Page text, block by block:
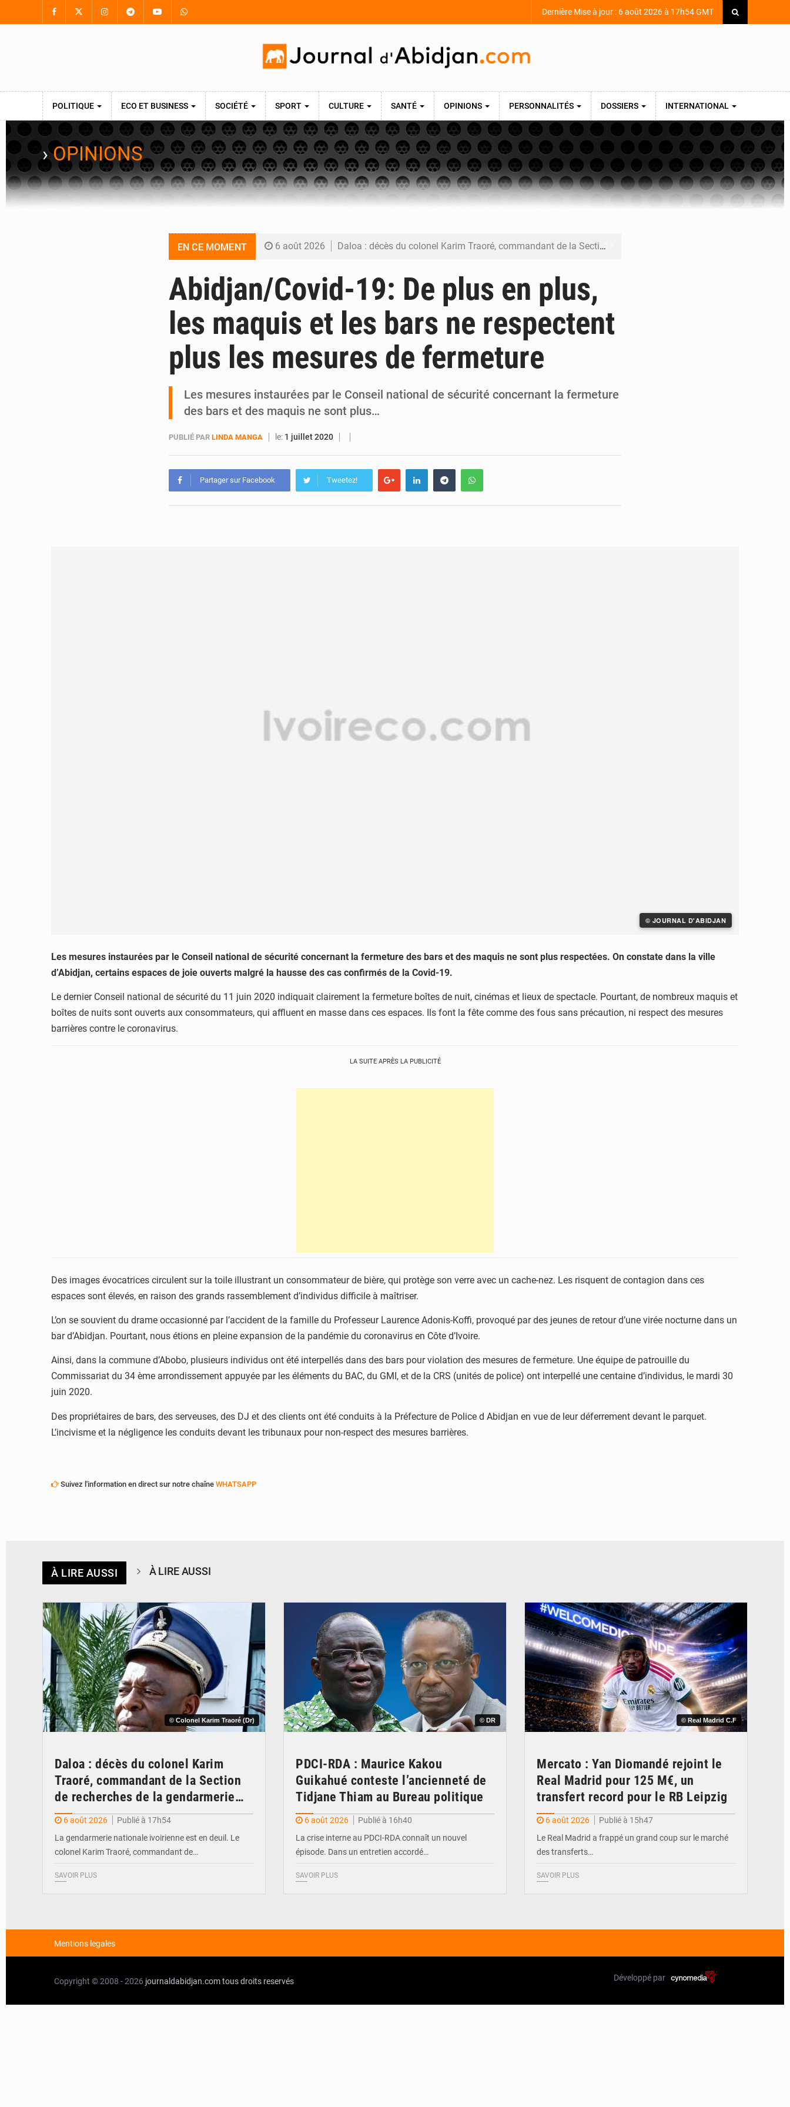
Dernière Mise à jour : 6 août 2026 à 17h54 GMT
POLITIQUE ECO ET BUSINESS SOCIÉTÉ SPORT CULTURE SANTÉ OPINIONS PERSONNALITÉS DOSSIERS INTERNATIONAL
›OPINIONS
EN CE MOMENT 6 août 2026 Daloa : décès du colonel Karim Traoré, commandant de la Section de recherches de la gendarmerie après une activité sportive
6 août 2026 Mercato : Yan Diomandé rejoint le Real Madrid pour 125 M€, un transfert record pour le RB Leipzig
6 août 2026 Hervé Renard de retour chez les Éléphants : « La Côte d’Ivoire est une nation faite pour remporter des trophées »
6 août 2026 SOTRA / Yopougon : la gare Kouté délocalisée temporairement vers SIDECI pour la fête de l’Indépendance
Abidjan/Covid-19: De plus en plus,
les maquis et les bars ne respectent
plus les mesures de fermeture
Les mesures instaurées par le Conseil national de sécurité concernant la fermeture
des bars et des maquis ne sont plus…
PUBLIÉ PAR LINDA MANGA le: 1 juillet 2020
Partager sur Facebook Tweetez!
© JOURNAL D'ABIDJAN
Les mesures instaurées par le Conseil national de sécurité concernant la fermeture des bars et des maquis ne sont plus respectées. On constate dans la ville
d’Abidjan, certains espaces de joie ouverts malgré la hausse des cas confirmés de la Covid-19.
Le dernier Conseil national de sécurité du 11 juin 2020 indiquait clairement la fermeture boîtes de nuit, cinémas et lieux de spectacle. Pourtant, de nombreux maquis et
boîtes de nuits sont ouverts aux consommateurs, qui affluent en masse dans ces espaces. Ils font la fête comme des fous sans précaution, ni respect des mesures
barrières contre le coronavirus.
LA SUITE APRÈS LA PUBLICITÉ
Des images évocatrices circulent sur la toile illustrant un consommateur de bière, qui protège son verre avec un cache-nez. Les risquent de contagion dans ces
espaces sont élevés, en raison des grands rassemblement d’individus difficile à maîtriser.
L’on se souvient du drame occasionné par l’accident de la famille du Professeur Laurence Adonis-Koffi, provoqué par des jeunes de retour d’une virée nocturne dans un
bar d’Abidjan. Pourtant, nous étions en pleine expansion de la pandémie du coronavirus en Côte d’Ivoire.
Ainsi, dans la commune d’Abobo, plusieurs individus ont été interpellés dans des bars pour violation des mesures de fermeture. Une équipe de patrouille du
Commissariat du 34 ème arrondissement appuyée par les éléments du BAC, du GMI, et de la CRS (unités de police) ont interpellé une centaine d’individus, le mardi 30
juin 2020.
Des propriétaires de bars, des serveuses, des DJ et des clients ont été conduits à la Préfecture de Police d Abidjan en vue de leur déferrement devant le parquet.
L’incivisme et la négligence les conduits devant les tribunaux pour non-respect des mesures barrières.
Suivez l'information en direct sur notre chaîne WHATSAPP
À LIRE AUSSI À LIRE AUSSI
© Colonel Karim Traoré (Dr)
Daloa : décès du colonel Karim
Traoré, commandant de la Section
de recherches de la gendarmerie
après une activité sportive
6 août 2026
Publié à 17h54
La gendarmerie nationale ivoirienne est en deuil. Le
colonel Karim Traoré, commandant de…
SAVOIR PLUS
© DR
PDCI-RDA : Maurice Kakou
Guikahué conteste l’ancienneté de
Tidjane Thiam au Bureau politique
6 août 2026
Publié à 16h40
La crise interne au PDCI-RDA connaît un nouvel
épisode. Dans un entretien accordé…
SAVOIR PLUS
© Real Madrid C.F
Mercato : Yan Diomandé rejoint le
Real Madrid pour 125 M€, un
transfert record pour le RB Leipzig
6 août 2026
Publié à 15h47
Le Real Madrid a frappé un grand coup sur le marché
des transferts…
SAVOIR PLUS
Mentions legales
Copyright © 2008 - 2026 journaldabidjan.comtous droits reservés Développé par